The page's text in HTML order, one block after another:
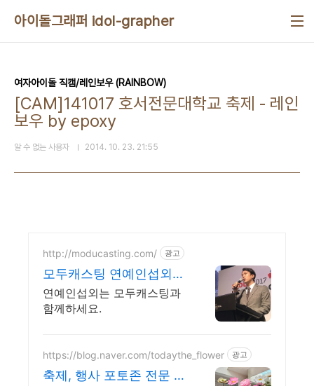
아이돌그래퍼 idol-grapher
여자아이돌 직캠/레인보우 (RAINBOW)
[CAM]141017 호서전문대학교 축제 - 레인
보우 by epoxy
알 수 없는 사용자 2014. 10. 23. 21:55
http://moducasting.com/ 광고
모두캐스팅 연예인섭외는
모두캐스팅
연예인섭외는 모두캐스팅과
함께하세요.
https://blog.naver.com/todaythe_flower 광고
축제, 행사 포토존 전문 전